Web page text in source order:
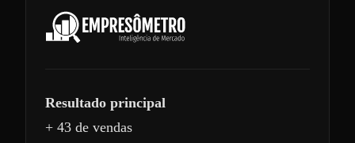
Resultado principal
+ 43 de vendas